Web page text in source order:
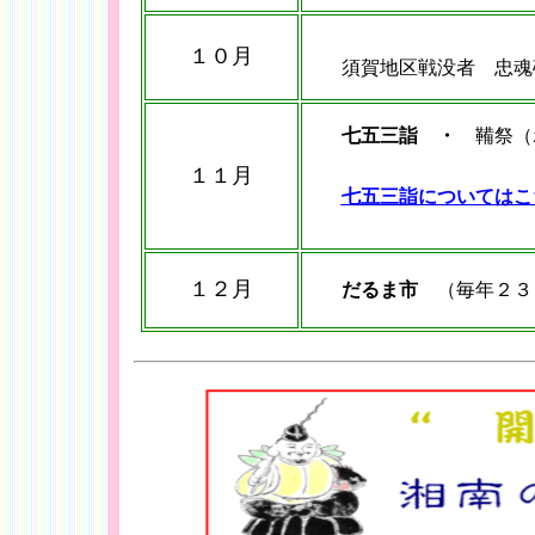
１０月 須賀地区戦没者 忠魂
１１月
七五三詣 ・ 鞴祭
七五三詣については
１２月 だるま市（毎年２